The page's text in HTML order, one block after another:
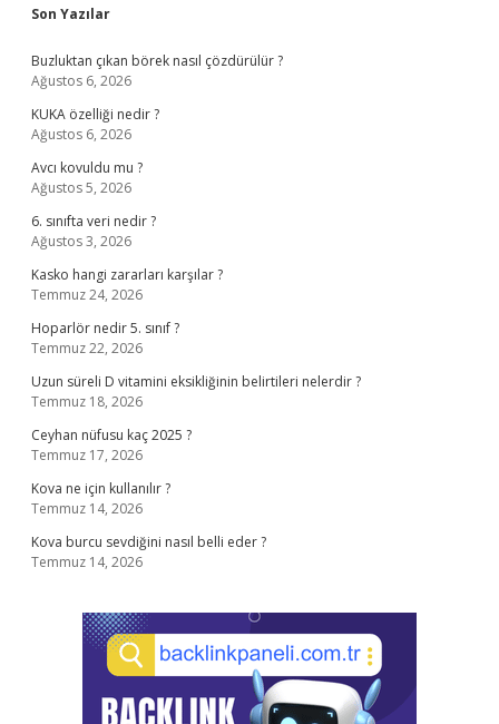
Sidebar
Son Yazılar
Buzluktan çıkan börek nasıl çözdürülür ?
Ağustos 6, 2026
KUKA özelliği nedir ?
Ağustos 6, 2026
Avcı kovuldu mu ?
Ağustos 5, 2026
6. sınıfta veri nedir ?
Ağustos 3, 2026
Kasko hangi zararları karşılar ?
Temmuz 24, 2026
Hoparlör nedir 5. sınıf ?
Temmuz 22, 2026
Uzun süreli D vitamini eksikliğinin belirtileri nelerdir ?
Temmuz 18, 2026
Ceyhan nüfusu kaç 2025 ?
Temmuz 17, 2026
Kova ne için kullanılır ?
Temmuz 14, 2026
Kova burcu sevdiğini nasıl belli eder ?
Temmuz 14, 2026